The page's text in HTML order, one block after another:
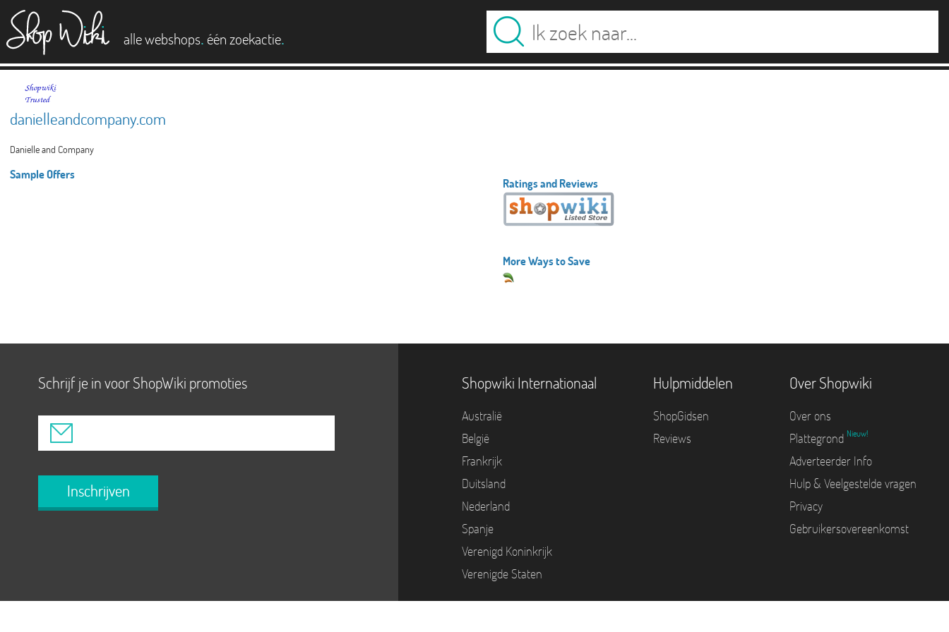
alle webshops. één zoekactie.
danielleandcompany.com
Danielle and Company
Sample Offers
Ratings and Reviews
More Ways to Save
Schrijf je in voor ShopWiki promoties
Inschrijven
Shopwiki Internationaal
Australië
België
Frankrijk
Duitsland
Nederland
Spanje
Verenigd Koninkrijk
Verenigde Staten
Hulpmiddelen
ShopGidsen
Reviews
Over Shopwiki
Over ons
Plattegrond Nieuw!
Adverteerder Info
Hulp & Veelgestelde vragen
Privacy
Gebruikersovereenkomst